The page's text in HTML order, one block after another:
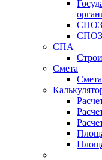
СПА
Смета